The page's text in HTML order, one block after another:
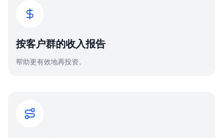
按客户群的收入报告
帮助更有效地再投资。